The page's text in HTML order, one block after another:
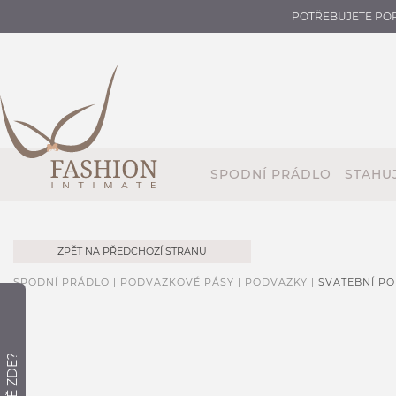
POTŘEBUJETE
SPODNÍ PRÁDLO
ZPĚT NA PŘEDCHOZÍ STRANU
SPODNÍ PRÁDLO | PODVAZKOVÉ PÁSY | PODVAZKY | SVATEBNÍ